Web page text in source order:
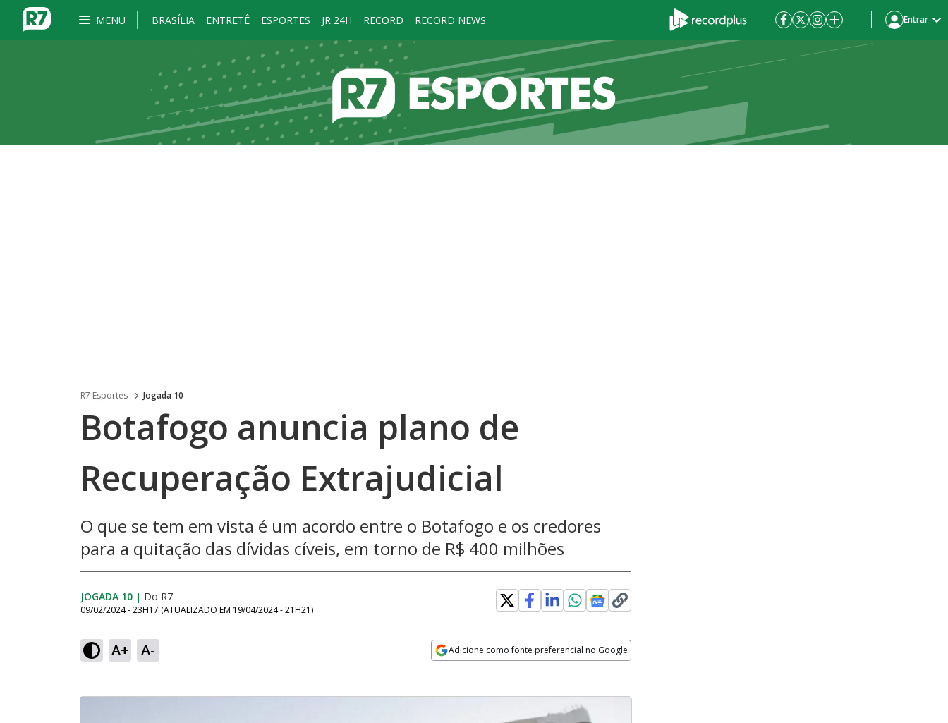
MENU BRASÍLIA ENTRETÊ ESPORTES JR 24H RECORD RECORD NEWS Entrar
R7 Esportes Jogada 10
Botafogo anuncia plano de
Recuperação Extrajudicial
O que se tem em vista é um acordo entre o Botafogo e os credores
para a quitação das dívidas cíveis, em torno de R$ 400 milhões
JOGADA 10 | Do R7
09/02/2024 - 23H17 (ATUALIZADO EM 19/04/2024 - 21H21)
A+ A- Adicione como fonte preferencial no Google